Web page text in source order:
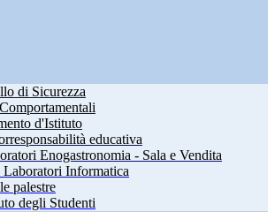
di Sicurezza
d'Istituto
educativa
Enogastronomia - Sala e Vendita
Laboratori Informatica
palestre
degli Studenti